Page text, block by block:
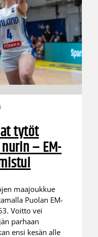
tytöt
– EM-
maajoukkue
Puolan EM-
Voitto vei
parhaan
ensi kesän alle